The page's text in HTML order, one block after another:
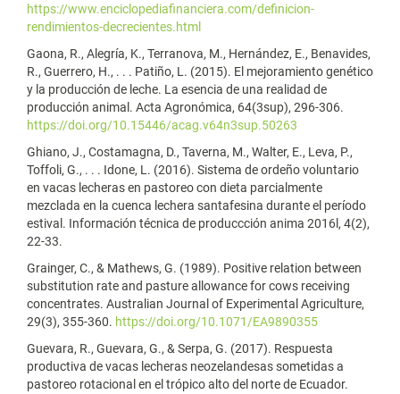
https://www.enciclopediafinanciera.com/definicion-
rendimientos-decrecientes.html
Gaona, R., Alegría, K., Terranova, M., Hernández, E., Benavides,
R., Guerrero, H., . . . Patiño, L. (2015). El mejoramiento genético
y la producción de leche. La esencia de una realidad de
producción animal. Acta Agronómica, 64(3sup), 296-306.
https://doi.org/10.15446/acag.v64n3sup.50263
Ghiano, J., Costamagna, D., Taverna, M., Walter, E., Leva, P.,
Toffoli, G., . . . Idone, L. (2016). Sistema de ordeño voluntario
en vacas lecheras en pastoreo con dieta parcialmente
mezclada en la cuenca lechera santafesina durante el período
estival. Información técnica de produccción anima 2016l, 4(2),
22-33.
Grainger, C., & Mathews, G. (1989). Positive relation between
substitution rate and pasture allowance for cows receiving
concentrates. Australian Journal of Experimental Agriculture,
29(3), 355-360. https://doi.org/10.1071/EA9890355
Guevara, R., Guevara, G., & Serpa, G. (2017). Respuesta
productiva de vacas lecheras neozelandesas sometidas a
pastoreo rotacional en el trópico alto del norte de Ecuador.